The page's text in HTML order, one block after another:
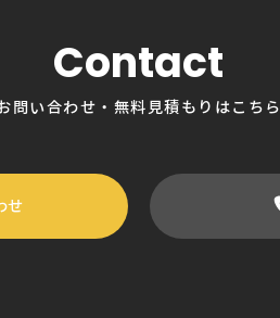
Contact
問い合わせ・無料見積もりはこちら
せ